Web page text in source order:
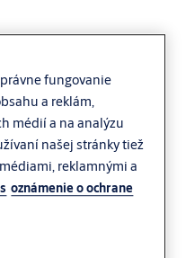
fungovanie
a reklám,
médií a na analýzu
našej stránky tiež
reklamnými a
oznámenie o ochrane